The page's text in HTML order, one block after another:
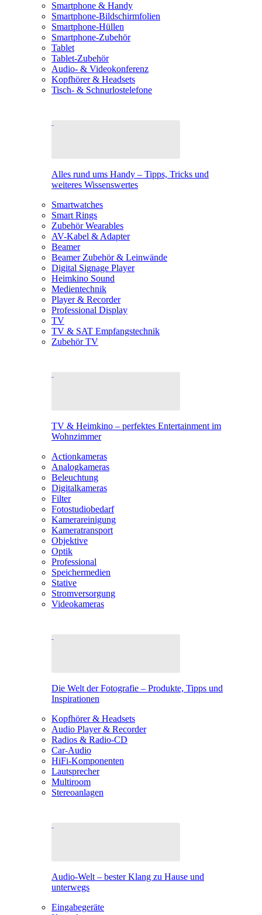
Smartphone & Handy
Smartphone-Bildschirmfolien
Smartphone-Hüllen
Smartphone-Zubehör
Tablet
Tablet-Zubehör
Audio- & Videokonferenz
Kopfhörer & Headsets
Tisch- & Schnurlostelefone
Alles rund ums Handy – Tipps, Tricks und
weiteres Wissenswertes
Smartwatches
Smart Rings
Zubehör Wearables
AV-Kabel & Adapter
Beamer
Beamer Zubehör & Leinwände
Digital Signage Player
Heimkino Sound
Medientechnik
Player & Recorder
Professional Display
TV
TV & SAT Empfangstechnik
Zubehör TV
TV & Heimkino – perfektes Entertainment im
Wohnzimmer
Actionkameras
Analogkameras
Beleuchtung
Digitalkameras
Filter
Fotostudiobedarf
Kamerareinigung
Kameratransport
Objektive
Optik
Professional
Speichermedien
Stative
Stromversorgung
Videokameras
Die Welt der Fotografie – Produkte, Tipps und
Inspirationen
Kopfhörer & Headsets
Audio Player & Recorder
Radios & Radio-CD
Car-Audio
HiFi-Komponenten
Lautsprecher
Multiroom
Stereoanlagen
Audio-Welt – bester Klang zu Hause und
unterwegs
Eingabegeräte